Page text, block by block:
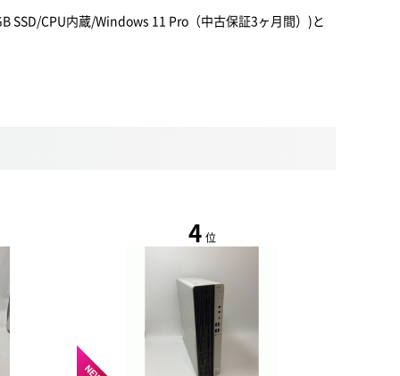
SSD/CPU内蔵/Windows 11 Pro（中古保証3ヶ月間）)と
4 位